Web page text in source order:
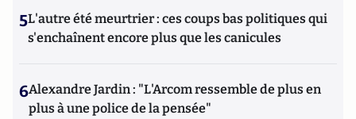
5L'autre été meurtrier : ces coups bas politiques qui
s'enchaînent encore plus que les canicules
6Alexandre Jardin : "L'Arcom ressemble de plus en
plus à une police de la pensée"